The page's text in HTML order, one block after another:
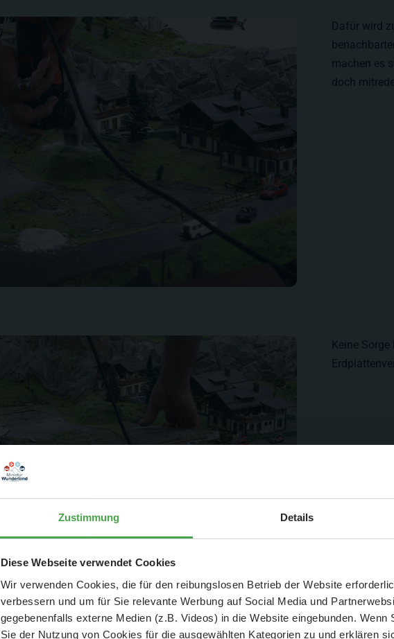
Zustimmung Details
Diese Webseite verwendet Cookies
Wir verwenden Cookies, die für den reibungslosen Betrieb der Website
verbessern und um für Sie relevante Werbung auf Social Media und
gegebenenfalls externe Medien (z.B. Videos) in die Website eingebunden.
Sie der Nutzung von Cookies für die ausgewählten Kategorien zu und erklären
Dafür wird
machen es
doch
Keine
Aktuelle
Der Spar-Hammer: 25 % Ersparnis bei Große Pötte
und September - ohne
- Abendliche Hafenrundfahrt/
- anschließender Wunderland-BesuchOHNE